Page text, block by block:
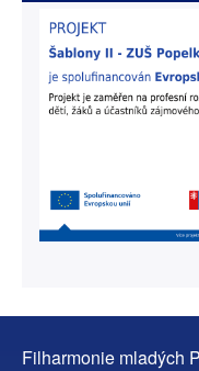
Filharmonie mladých